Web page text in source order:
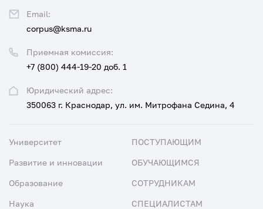
Юридический адрес:
350063 г. Краснодар, ул. им. Митрофана Седина, 4
Приемная комиссия:
+7 (800) 444-19-20 доб. 1
Email:
corpus@ksma.ru
Университет
Развитие и инновации
Образование
Наука
ПОСТУПАЮЩИМ
ОБУЧАЮЩИМСЯ
СОТРУДНИКАМ
СПЕЦИАЛИСТАМ